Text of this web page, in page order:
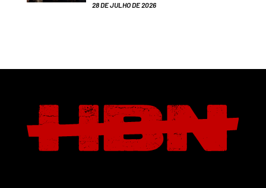
28 DE JULHO DE 2026